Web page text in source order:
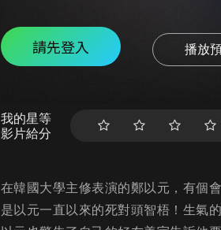
請先登入 播放
我的星等
影片給分
在韓國大學主修表演的鄭以元，有個
是以元一直以來的死對頭智梧！生氣